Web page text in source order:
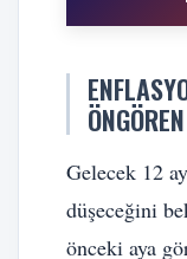
Gelecek 12
düşeceğini
önceki aya